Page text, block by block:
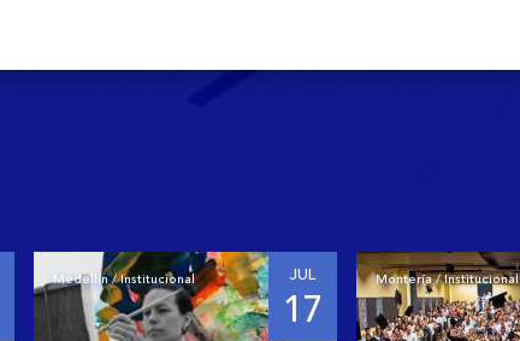
Medellín / Institucional JUL
17
Montería / Institucional